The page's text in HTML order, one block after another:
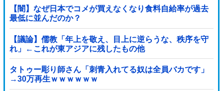
【闇】なぜ日本でコメが買えなくなり食料自給率が過去
最低に並んだのか？
【議論】儒教「年上を敬え、目上に逆らうな、秩序を守
れ」←これが東アジアに残したもの他
タトゥー彫り師さん「刺青入れてる奴は全員バカです」
→30万再生ｗｗｗｗｗｗ